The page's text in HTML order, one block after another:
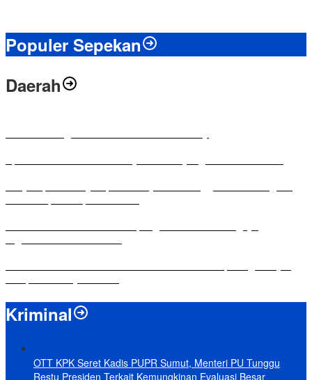
Populer Sepekan
Daerah
Kriminal
OTT KPK Seret Kadis PUPR Sumut, Menteri PU Tunggu
Restu Presiden Terkait Kemungkinan Evaluasi Besar